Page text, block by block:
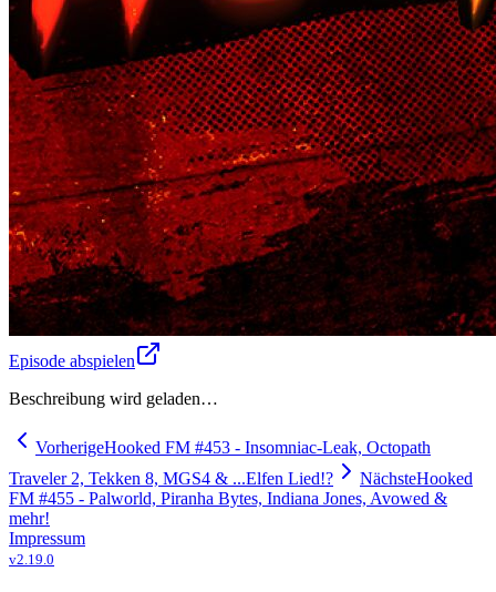
Episode abspielen
Beschreibung wird geladen…
VorherigeHooked FM #453 - Insomniac-Leak, Octopath
Traveler 2, Tekken 8, MGS4 & ...Elfen Lied!?
NächsteHooked
FM #455 - Palworld, Piranha Bytes, Indiana Jones, Avowed &
mehr!
Impressum
v2.19.0